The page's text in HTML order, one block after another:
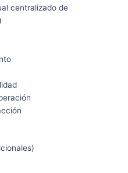
centralizado de